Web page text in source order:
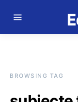
BROWSING TAG